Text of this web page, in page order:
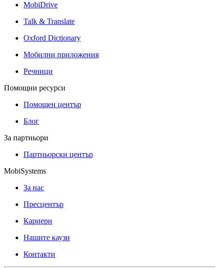
MobiDrive
Talk & Translate
Oxford Dictionary
Мобилни приложения
Речници
Помощни ресурси
Помощен център
Блог
За партньори
Партньорски център
MobiSystems
За нас
Пресцентър
Кариери
Нашите каузи
Контакти